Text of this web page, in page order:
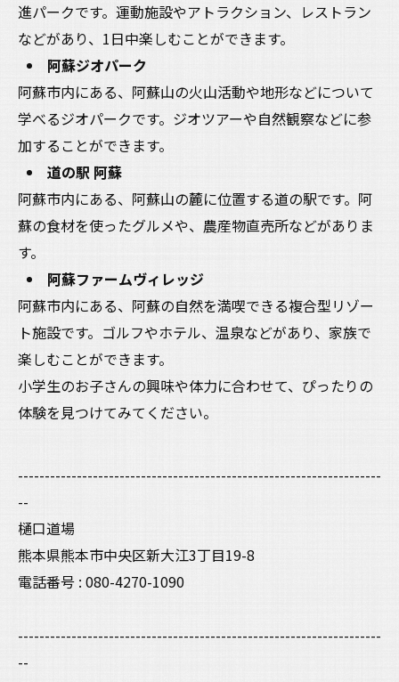
進パークです。運動施設やアトラクション、レストラン
などがあり、1日中楽しむことができます。
阿蘇ジオパーク
阿蘇市内にある、阿蘇山の火山活動や地形などについて
学べるジオパークです。ジオツアーや自然観察などに参
加することができます。
道の駅 阿蘇
阿蘇市内にある、阿蘇山の麓に位置する道の駅です。阿
蘇の食材を使ったグルメや、農産物直売所などがありま
す。
阿蘇ファームヴィレッジ
阿蘇市内にある、阿蘇の自然を満喫できる複合型リゾー
ト施設です。ゴルフやホテル、温泉などがあり、家族で
楽しむことができます。
小学生のお子さんの興味や体力に合わせて、ぴったりの
体験を見つけてみてください。
--------------------------------------------------------------------
--
樋口道場
熊本県熊本市中央区新大江3丁目19-8
電話番号 : 080-4270-1090
--------------------------------------------------------------------
--